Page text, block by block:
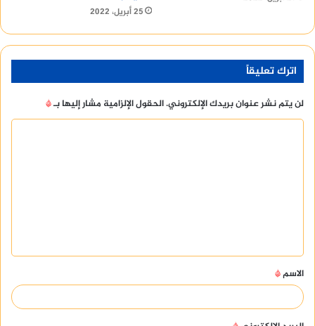
25 أبريل، 2022
اترك تعليقاً
لن يتم نشر عنوان بريدك الإلكتروني.الحقول الإلزامية مشار إليها بـ*
ق
*
الاسم*